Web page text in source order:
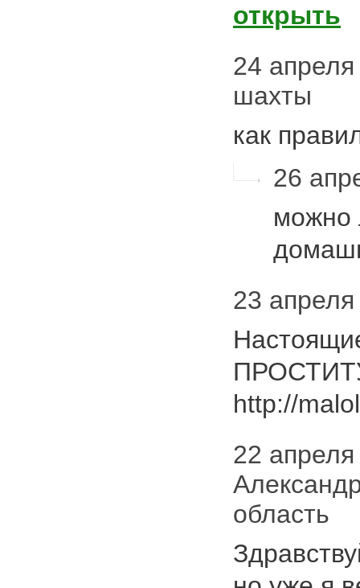
открыть
24 апреля
шахты
как
26
можно
23
http://
22 апреля
область